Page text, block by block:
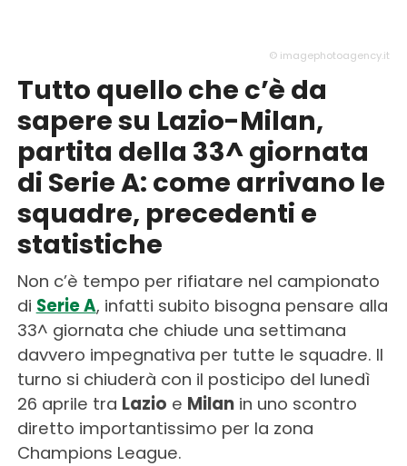
© imagephotoagency.it
Tutto quello che c’è da
sapere su Lazio-Milan,
partita della 33^ giornata
di Serie A: come arrivano le
squadre, precedenti e
statistiche
Non c’è tempo per rifiatare nel campionato
di Serie A, infatti subito bisogna pensare alla
33^ giornata che chiude una settimana
davvero impegnativa per tutte le squadre. Il
turno si chiuderà con il posticipo del lunedì
26 aprile tra Lazio e Milanin uno scontro
diretto importantissimo per la zona
Champions League.